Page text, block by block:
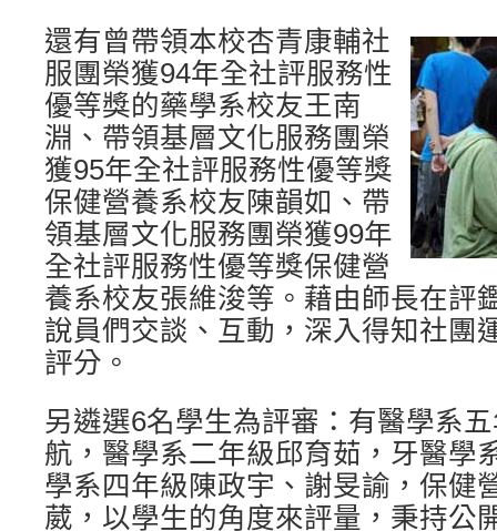
還有曾帶領本校杏青康輔社
服團榮獲94年全社評服務性
優等獎的藥學系校友王南
淵、帶領基層文化服務團榮
獲95年全社評服務性優等獎
保健營養系校友陳韻如、帶
領基層文化服務團榮獲99年
全社評服務性優等獎保健營
養系校友張維浚等。藉由師長在評
說員們交談、互動，深入得知社團
評分。
另遴選6名學生為評審：有醫學系
航，醫學系二年級邱育茹，牙醫學
學系四年級陳政宇、謝旻諭，保健
葳，以學生的角度來評量，秉持公